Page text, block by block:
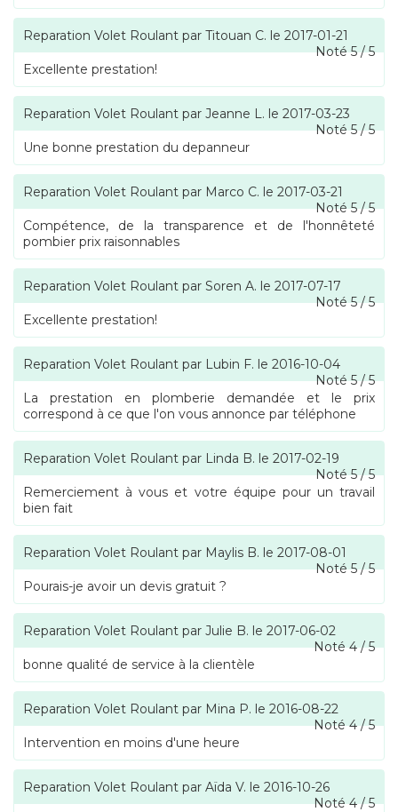
Reparation Volet Roulant par Titouan C. le 2017-01-21
Noté5/5
Excellente prestation!
Reparation Volet Roulant par Jeanne L. le 2017-03-23
Noté5/5
Une bonne prestation du depanneur
Reparation Volet Roulant par Marco C. le 2017-03-21
Noté5/5
Compétence, de la transparence et de l'honnêteté
pombier prix raisonnables
Reparation Volet Roulant par Soren A. le 2017-07-17
Noté5/5
Excellente prestation!
Reparation Volet Roulant par Lubin F. le 2016-10-04
Noté5/5
La prestation en plomberie demandée et le prix
correspond à ce que l'on vous annonce par téléphone
Reparation Volet Roulant par Linda B. le 2017-02-19
Noté5/5
Remerciement à vous et votre équipe pour un travail
bien fait
Reparation Volet Roulant par Maylis B. le 2017-08-01
Noté5/5
Pourais-je avoir un devis gratuit ?
Reparation Volet Roulant par Julie B. le 2017-06-02
Noté4/5
bonne qualité de service à la clientèle
Reparation Volet Roulant par Mina P. le 2016-08-22
Noté4/5
Intervention en moins d'une heure
Reparation Volet Roulant par Aïda V. le 2016-10-26
Noté4/5